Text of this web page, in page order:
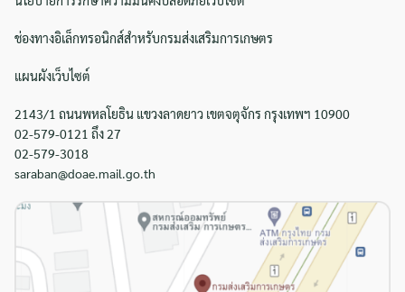
ช่องทางอิเล็กทรอนิกส์สำหรับกรมส่งเสริมการเกษตร
แผนผังเว็บไซต์
2143/1 ถนนพหลโยธิน แขวงลาดยาว เขตจตุจักร กรุงเทพฯ 10900
02-579-0121 ถึง 27
02-579-3018
saraban@doae.mail.go.th